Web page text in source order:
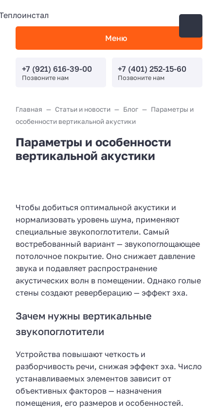
Меню
+7 (921) 616-39-00
Позвоните нам
+7 (401) 252-15-60
Позвоните нам
Главная Статьи и новости Блог
Параметры и
особенности вертикальной акустики
Параметры и особенности
вертикальной акустики
Чтобы добиться оптимальной акустики и
нормализовать уровень шума, применяют
специальные звукопоглотители. Самый
востребованный вариант — звукопоглощающее
потолочное покрытие. Оно снижает давление
звука и подавляет распространение
акустических волн в помещении. Однако голые
стены создают реверберацию — эффект эха.
Зачем нужны вертикальные
звукопоглотители
Устройства повышают четкость и
разборчивость речи, снижая эффект эха. Число
устанавливаемых элементов зависит от
объективных факторов — назначения
помещения, его размеров и особенностей.